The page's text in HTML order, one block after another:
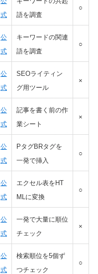
式
語を調査
○
公
式
キーワードの関連
語を調査
○
公
式
SEOライティン
グ用ツール
×
公
式
記事を書く前の作
業シート
×
公
式
PタグBRタグを
一発で挿入
○
公
式
エクセル表をHT
MLに変換
○
公
式
一発で大量に順位
チェック
×
公
式
検索順位を5個ず
つチェック
○